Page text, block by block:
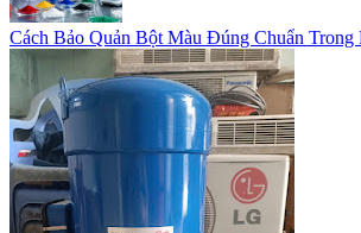
Cách Bảo Quản Bột Màu Đúng Chuẩn Trong